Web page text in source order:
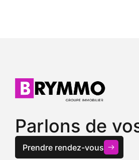
Parlons de
Prendre rendez-vous